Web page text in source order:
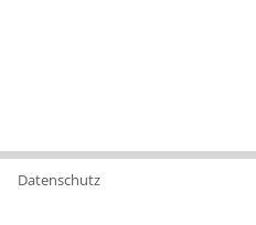
Datenschutz